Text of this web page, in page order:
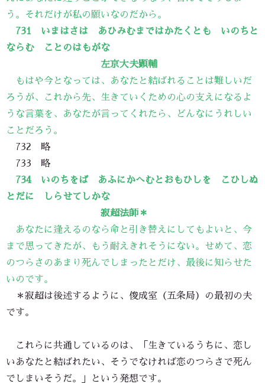
う。それだけが私の願いなのだから。
731 いまはさは あひみむまではかたくとも いのちと
ならむ ことのはもがな
左京大夫顕輔
もはや今となっては、あなたと結ばれることは難しいだ
ろうが、これから先、生きていくための心の支えになるよ
うな言葉を、あなたが言ってくれたら、どんなにうれしい
ことだろう。
732 略
733 略
734 いのちをば あふにかへむとおもひしを こひしぬ
とだに しらせてしかな
寂超法師＊
あなたに逢えるのなら命と引き替えにしてもよいと、今
まで思ってきたが、もう耐えきれそうにない。せめて、恋
のつらさのあまり死んでしまったとだけ、最後に知らせた
いのです。
＊寂超は後述するように、俊成室（五条局）の最初の夫
です。
これらに共通しているのは、「生きているうちに、恋し
いあなたと結ばれたい、そうでなければ恋のつらさで死ん
でしまいそうだ。」という発想です。